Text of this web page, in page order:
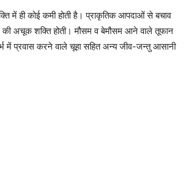
में ही कोई कमी होती है। प्राकृतिक आपदाओं से बचाव
अचूक शक्ति होती। मौसम व बेमौसम आने वाले तूफान
में प्रवास करने वाले चूहा सहित अन्य जीव-जन्तु आसानी